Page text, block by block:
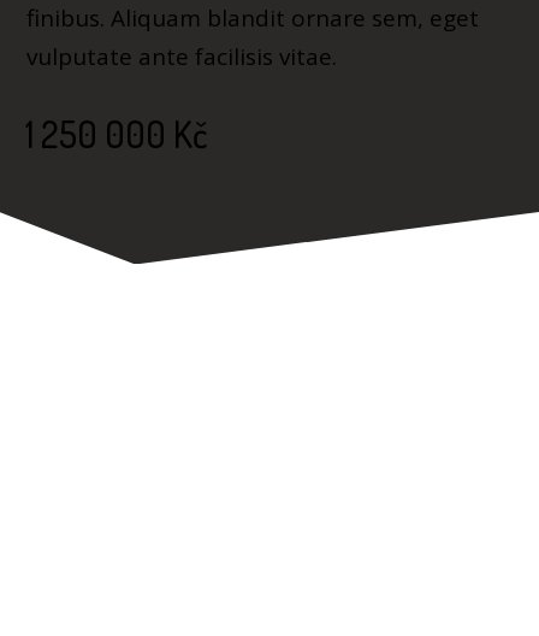
finibus. Aliquam blandit ornare sem, eget
vulputate ante facilisis vitae.
1 250 000 Kč